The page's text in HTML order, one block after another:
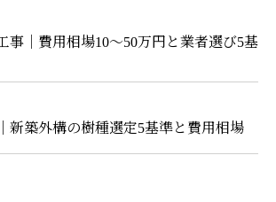
事｜費用相場10〜50万円と業者選び5基
新築外構の樹種選定5基準と費用相場